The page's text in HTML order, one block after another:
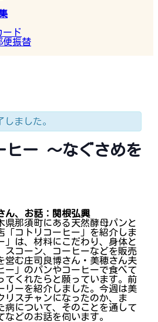
ード
便振替
ました。
ヒー ～なぐさめを
ん、お話：関根弘興
県那須町にある天然酵母パンと
「コトリコーヒー」を紹介しま
」は、材料にこだわり、身体と
スコーン、コーヒーなどを販売
営む庄司良博さん・美穂さん夫
ー」のパンやコーヒーで食べて
てくれたらと願っています。前
リーを紹介しました。今週は美
リスチャンになったのか、ま
病について、そのことを通して
どのお話を伺います。